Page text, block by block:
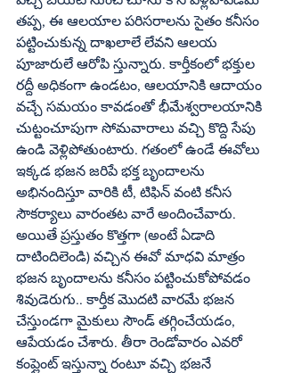
తప్ప, ఈ ఆలయాల పరిసరాలను సైతం కనీసం
పట్టించుకున్న దాఖలాలే లేవని ఆలయ
పూజారులే ఆరోపి స్తున్నారు. కార్తీకంలో భక్తుల
రద్దీ అధికంగా ఉండటం, ఆలయానికి ఆదాయం
వచ్చే సమయం కావడంతో భీమేశ్వరాలయానికి
చుట్టంచూపుగా సోమవారాలు వచ్చి కొద్ది సేపు
ఉండి వెళ్లిపోతుంటారు. గతంలో ఉండే ఈవోలు
ఇక్కడ భజన జరిపే భక్త బృందాలను
అభినందిస్తూ వారికి టీ, టిఫిన్‌ వంటి కనీస
సౌకర్యాలు వారంతట వారే అందించేవారు.
అయితే ప్రస్తుతం కొత్తగా (అంటే ఏడాది
దాటిందిలెండి) వచ్చిన ఈవో మాధవి మాత్రం
భజన బృందాలను కనీసం పట్టించుకోపోవడం
శివుడెరుగు.. కార్తీక మొదటి వారమే భజన
చేస్తుండగా మైకులు సౌండ్‌ తగ్గించేయడం,
ఆపేయడం చేశారు. తీరా రెండోవారం ఎవరో
కంప్లైంట్‌ ఇస్తున్నా రంటూ వచ్చి భజనే